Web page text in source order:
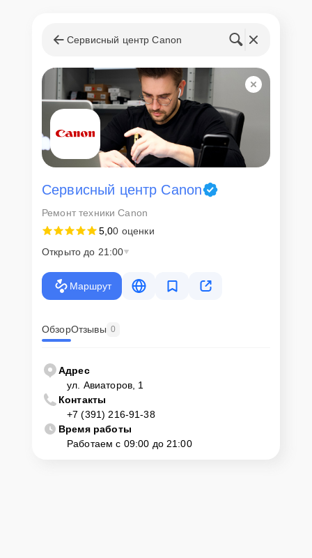
Сервисный центр Canon
Сервисный центр Canon
Ремонт техники Canon
5,00 оценки
Открыто до 21:00
Маршрут
ОбзорОтзывы 0
Адрес
ул. Авиаторов, 1
Контакты
+7 (391) 216-91-38
Время работы
Работаем с 09:00 до 21:00